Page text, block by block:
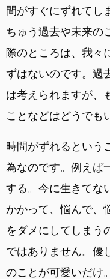
間がすぐにずれてし
ちゅう過去や未来
際のところは、我々
ずはないのです。過
は考えられますが、
ことなどはどうでも
時間がずれるという
為なのです。例えば
する。今に生きてな
かかって、悩んで、
をダメにしてしまう
ではありません。優
のことが可愛いだけ